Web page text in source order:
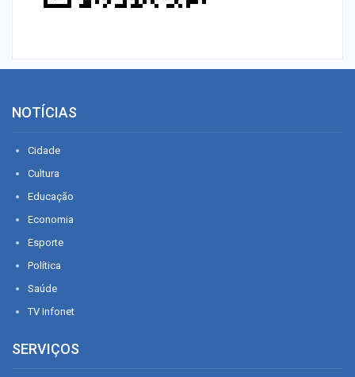
NOTÍCIAS
Cidade
Cultura
Educação
Economia
Esporte
Política
Saúde
TV Infonet
SERVIÇOS